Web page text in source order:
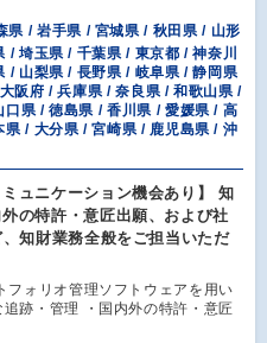
県 / 岩手県 / 宮城県 / 秋田県 / 山形
/ 埼玉県 / 千葉県 / 東京都 / 神奈川
/ 山梨県 / 長野県 / 岐阜県 / 静岡県
阪府 / 兵庫県 / 奈良県 / 和歌山県 /
県 / 徳島県 / 香川県 / 愛媛県 / 高
/ 大分県 / 宮崎県 / 鹿児島県 / 沖
ミュニケーション機会あり】 知
の特許・意匠出願、および社
知財業務全般をご担当いただ
フォリオ管理ソフトウェアを用い
跡・管理 ・国内外の特許・意匠